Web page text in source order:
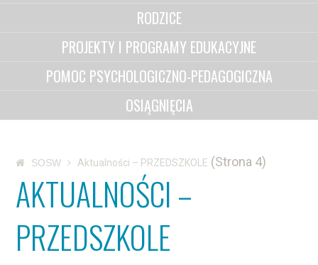
RODZICE
PROJEKTY I PROGRAMY EDUKACYJNE
POMOC PSYCHOLOGICZNO-PEDAGOGICZNA
OSIĄGNIĘCIA
SOSW Aktualności – PRZEDSZKOLE (Strona 4)
AKTUALNOŚCI –
PRZEDSZKOLE